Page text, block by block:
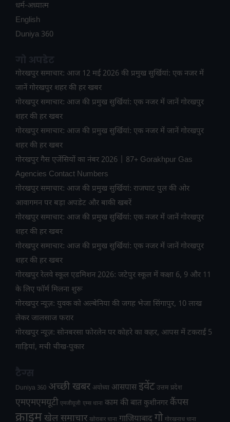
धर्म-अध्यात्म
English
Duniya 360
गोरखपुर समाचार: आज 12 मई 2026 की प्रमुख सुर्खियां: एक नजर में
जानें गोरखपुर शहर की हर खबर
गोरखपुर समाचार: आज की प्रमुख सुर्खियां: एक नजर में जानें गोरखपुर
शहर की हर खबर
गोरखपुर समाचार: आज की प्रमुख सुर्खियां: एक नजर में जानें गोरखपुर
शहर की हर खबर
गोरखपुर गैस एजेंसियों का नंबर 2026 | 87+ Gorakhpur Gas
Agencies Contact Numbers
गोरखपुर समाचार: आज की प्रमुख सुर्खियां: राजघाट पुल की ओर
आवागमन पर बड़ा अपडेट और बाकी खबरें
गोरखपुर समाचार: आज की प्रमुख सुर्खियां: एक नजर में जानें गोरखपुर
शहर की हर खबर
गोरखपुर समाचार: आज की प्रमुख सुर्खियां: एक नजर में जानें गोरखपुर
शहर की हर खबर
गोरखपुर रेलवे स्कूल एडमिशन 2026: जटेपुर स्कूल में कक्षा 6, 9 और 11
के लिए फॉर्म मिलना शुरू
गोरखपुर न्यूज़: युवक को अल्बेनिया की जगह भेजा सिंगापुर, 10 लाख
लेकर जालसाज फरार
गोरखपुर न्यूज़: सोनबरसा फोरलेन पर कोहरे का कहर, आपस में टकराईं 5
गाड़ियां, मची चीख-पुकार
Duniya 360 अच्छी खबर अयोध्या आसपास इवेंट उत्तम प्रदेश
एमएमएमयूटी एमजीयूजी एम्स थाना काम की बात कुशीनगर कैंपस
क्राइमखेल समाचार खोराबार थाना गाजियाबादगो गोरखनाथ थाना